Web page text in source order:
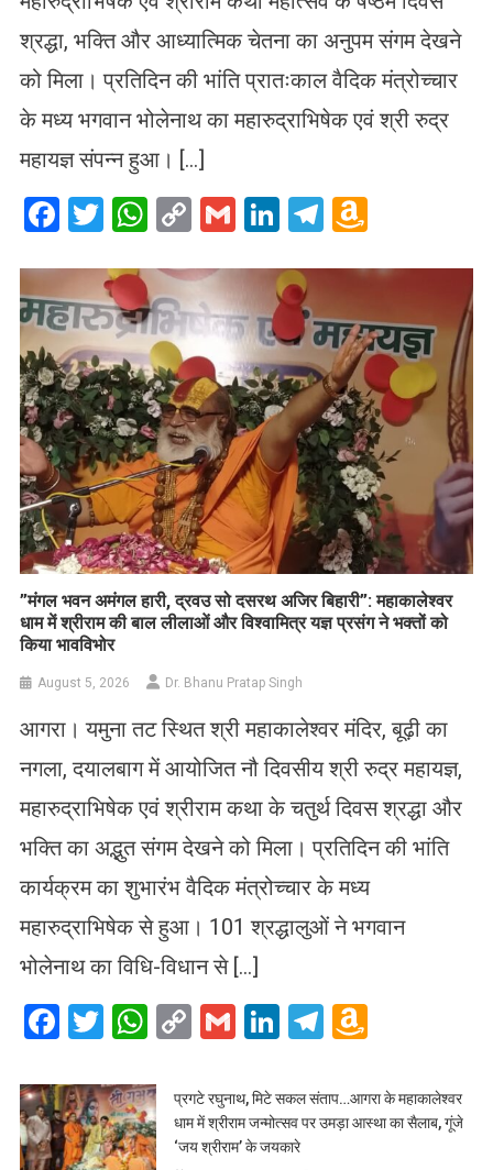
श्रद्धा, भक्ति और आध्यात्मिक चेतना का अनुपम संगम देखने
को मिला। प्रतिदिन की भांति प्रातःकाल वैदिक मंत्रोच्चार
के मध्य भगवान भोलेनाथ का महारुद्राभिषेक एवं श्री रुद्र
महायज्ञ संपन्न हुआ। […]
Facebook
Twitter
WhatsApp
CopyGmailLinkedIn
Telegram
List
​”मंगल भवन अमंगल हारी, द्रवउ सो दसरथ अजिर बिहारी”: महाकालेश्वर
धाम में श्रीराम की बाल लीलाओं और विश्वामित्र यज्ञ प्रसंग ने भक्तों को
किया भावविभोर
August 5, 2026 Dr. Bhanu Pratap Singh
आगरा। यमुना तट स्थित श्री महाकालेश्वर मंदिर, बूढ़ी का
नगला, दयालबाग में आयोजित नौ दिवसीय श्री रुद्र महायज्ञ,
महारुद्राभिषेक एवं श्रीराम कथा के चतुर्थ दिवस श्रद्धा और
भक्ति का अद्भुत संगम देखने को मिला। प्रतिदिन की भांति
कार्यक्रम का शुभारंभ वैदिक मंत्रोच्चार के मध्य
महारुद्राभिषेक से हुआ। 101 श्रद्धालुओं ने भगवान
भोलेनाथ का विधि-विधान से […]
Facebook
Twitter
WhatsApp
CopyGmailLinkedIn
Telegram
List
प्रगटे रघुनाथ, मिटे सकल संताप…आगरा के महाकालेश्वर
धाम में श्रीराम जन्मोत्सव पर उमड़ा आस्था का सैलाब, गूंजे
‘जय श्रीराम’ के जयकारे